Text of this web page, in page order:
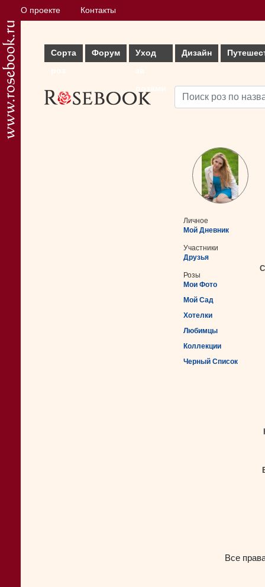
О проекте Контакты
Сорта
Форум
Уход
Дизайн
Личное
Мой Дневник
Участники
Друзья
Розы
Мои Фото
Мой Сад
Хотелки
Любимцы
Коллекции
Черный Список
Все